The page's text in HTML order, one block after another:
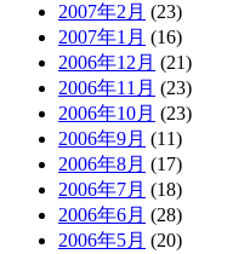
2007年2月 (23)
2007年1月 (16)
2006年12月 (21)
2006年11月 (23)
2006年10月 (23)
2006年9月 (11)
2006年8月 (17)
2006年7月 (18)
2006年6月 (28)
2006年5月 (20)